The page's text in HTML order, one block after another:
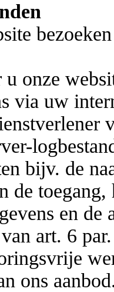
u onze
via uw
bijv. de
de
en
art. 6
ons